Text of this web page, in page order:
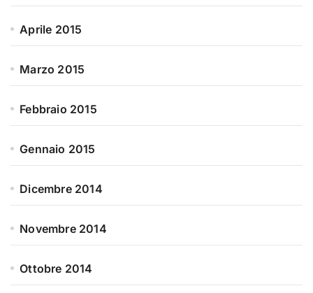
Aprile 2015
Marzo 2015
Febbraio 2015
Gennaio 2015
Dicembre 2014
Novembre 2014
Ottobre 2014